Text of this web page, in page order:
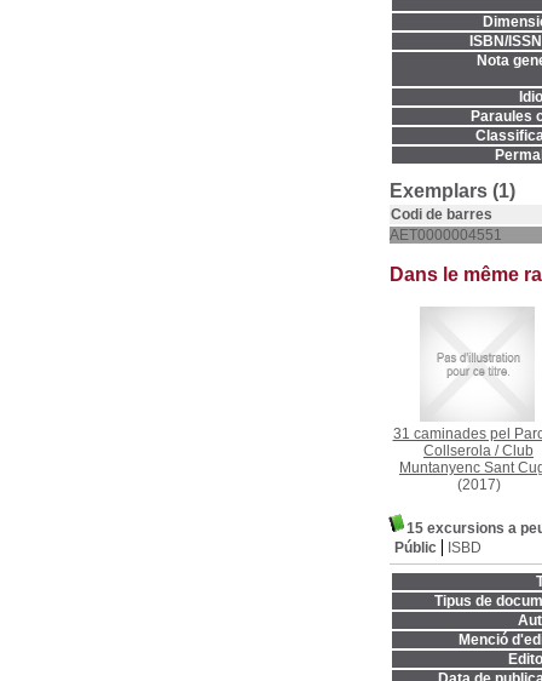
ISBN/
Nota
Paraules
Exemplars (1)
Codi de barres
AET0000004551
Dans le même
31 caminades pel
Collserola /Club
Muntanyenc Sant
(2017)
15 excursions a
Públic
ISBD
Tipus de
Menció